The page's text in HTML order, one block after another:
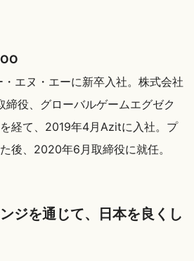
エヌ・エーに新卒入社。株式会社
役、グローバルゲームエグゼク
経て、2019年4月Azitに入社。プ
後、2020年6月取締役に就任。
ジを通じて、日本を良くし